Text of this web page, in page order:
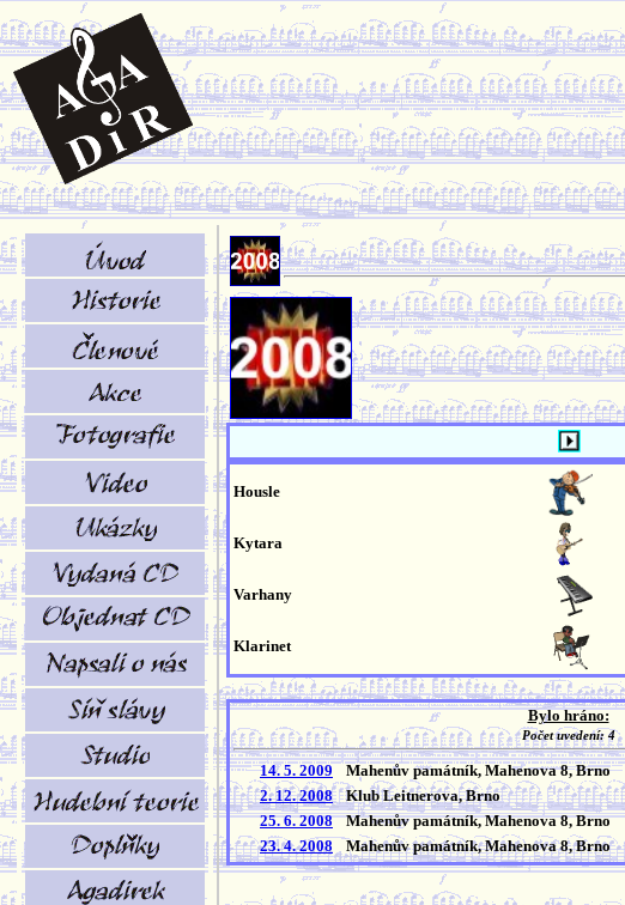
Housle
Kytara
Varhany
Klarinet
Bylo hráno:
Počet uvedení: 4
14. 5. 2009 Mahenův památník, Mahenova 8, Brno
2. 12. 2008
Klub Leitnerova, Brno
25. 6. 2008
Mahenův památník, Mahenova 8, Brno
23. 4. 2008
Mahenův památník, Mahenova 8, Brno